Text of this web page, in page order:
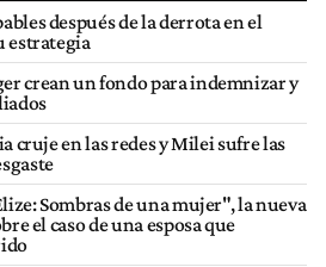
después de la derrota en el
estrategia
crean un fondo para indemnizar y
cruje en las redes y Milei sufre las
Sombras de una mujer", la nueva
el caso de una esposa que